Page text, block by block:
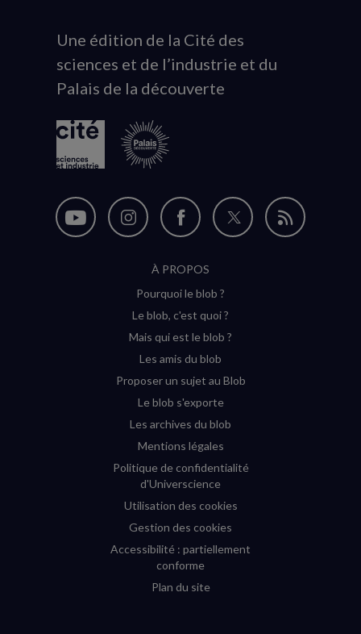
Animation
du
logo
Une édition de la Cité des
sciences et de l’industrie et du
Palais de la découverte
Nous
Nous
Instagram
(nouvelle
Nous
sur
Facebook
(nouvelle
Nous
Flux
À PROPOS
Pourquoi le blob ?
Le blob, c'est quoi ?
Mais qui est le blob ?
Les amis du blob
Proposer un sujet au Blob
Le blob s'exporte
Les archives du blob
Mentions légales
Politique de confidentialité
d'Universcience
Utilisation des cookies
Gestion des cookies
Accessibilité : partiellement
conforme
Plan du site